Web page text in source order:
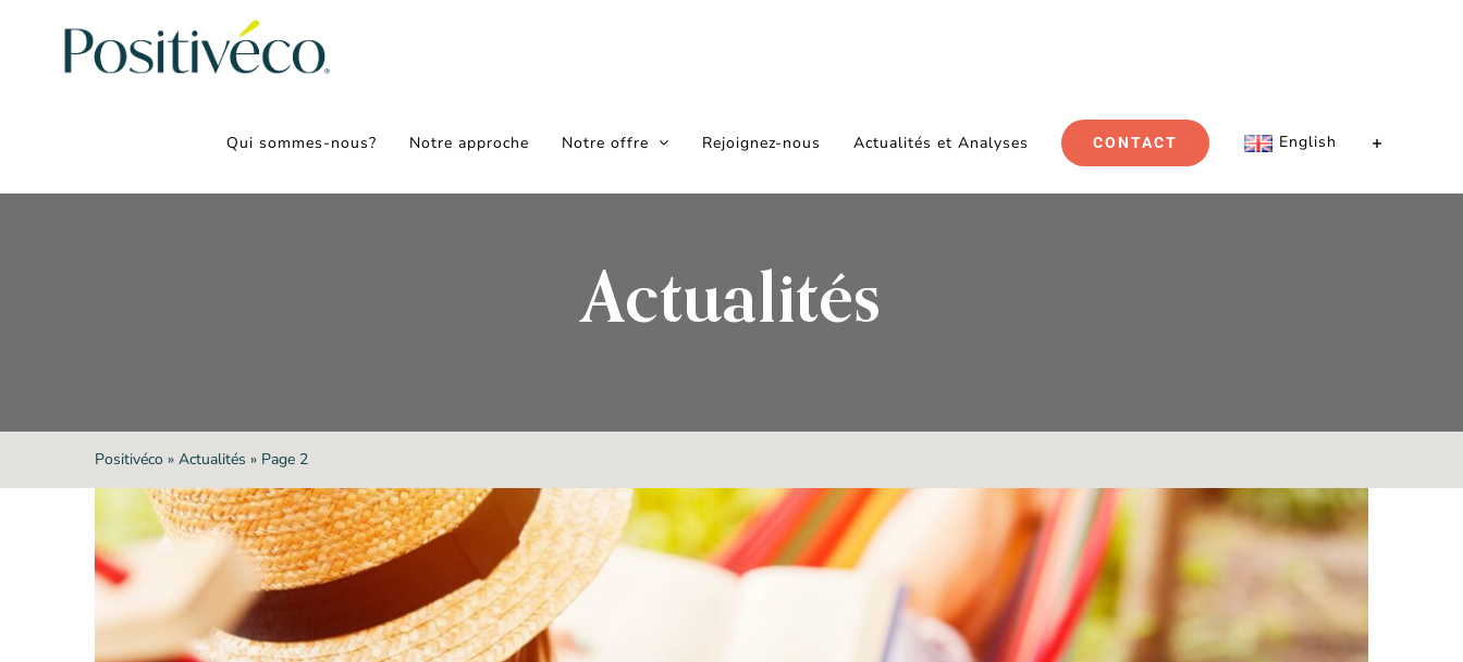
Qui sommes-nous? Notre approche Notre offre Rejoignez-nous Actualités et Analyses CONTACT English
Actualités
Positivéco» Actualités » Page 2